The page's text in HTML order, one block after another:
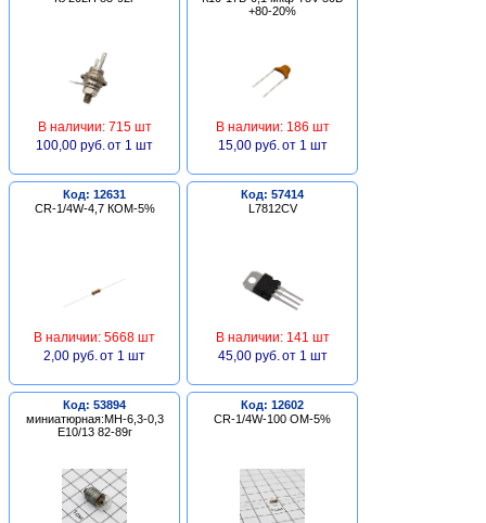
В наличии: 715 шт
100,00 руб. от 1 шт
+80-20%
В наличии: 186 шт
15,00 руб. от 1 шт
Код: 12631
CR-1/4W-4,7 КОМ-5%
В наличии: 5668 шт
2,00 руб. от 1 шт
Код: 57414
L7812CV
В наличии: 141 шт
45,00 руб. от 1 шт
Код: 53894
миниатюрная:МН-6,3-0,3
Е10/13 82-89г
Код: 12602
CR-1/4W-100 ОМ-5%